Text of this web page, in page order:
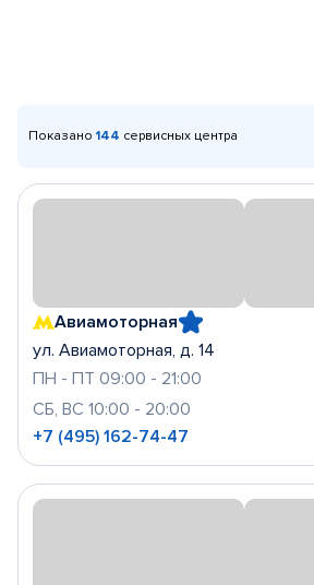
Показано 144 сервисных центра
Авиамоторная
ул. Авиамоторная, д. 14
ПН - ПТ 09:00 - 21:00
СБ, ВС 10:00 - 20:00
+7 (495) 162-74-47